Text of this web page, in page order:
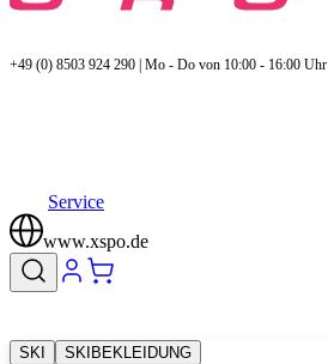
+49 (0) 8503 924 290 | Mo - Do von 10:00 - 16:00 Uhr
Service
www.xspo.de
SKI SKIBEKLEIDUNG